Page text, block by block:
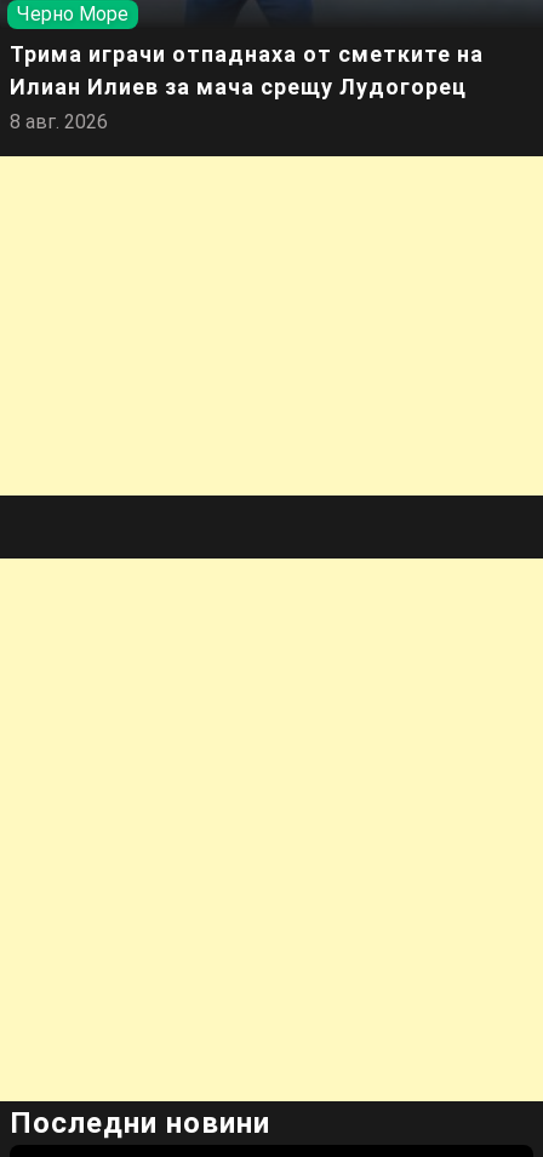
Черно Море
Трима играчи отпаднаха от сметките на
Илиан Илиев за мача срещу Лудогорец
8 авг. 2026
Последни новини